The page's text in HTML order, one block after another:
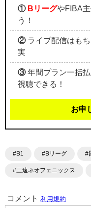
① BリーグやFIBA
う！
②ライブ配信はも
実
③年間プラン一括払
視聴できる！
お申
#B1 #Bリーグ #
#三遠ネオフェニックス